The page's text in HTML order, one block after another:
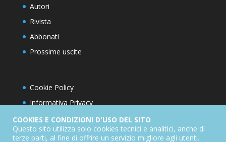
Autori
Rivista
Abbonati
Prossime uscite
Cookie Policy
Informativa Privacy
Condizioni d’utilizzo del sito
Condizioni generali di abbonamento
COOKIES E CONDIZIONI D'USO DEL SITO
Questo sito utilizza solo cookies tecnici e analitici, anche di
terze parti, al fine di offrire un servizio migliore agli utenti.